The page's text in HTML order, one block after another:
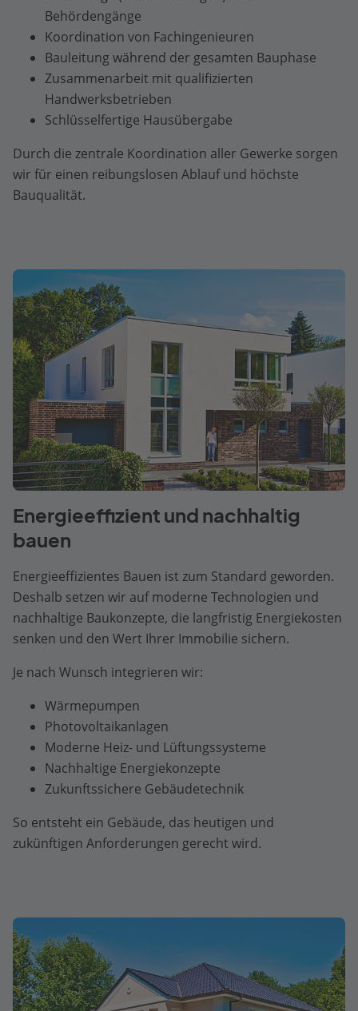
Behördengänge
Koordination von Fachingenieuren
Bauleitung während der gesamten Bauphase
Zusammenarbeit mit qualifizierten
Handwerksbetrieben
Schlüsselfertige Hausübergabe
Durch die zentrale Koordination aller Gewerke sorgen
wir für einen reibungslosen Ablauf und höchste
Bauqualität.
Energieeffizient und nachhaltig
bauen
Energieeffizientes Bauen ist zum Standard geworden.
Deshalb setzen wir auf moderne Technologien und
nachhaltige Baukonzepte, die langfristig Energiekosten
senken und den Wert Ihrer Immobilie sichern.
Je nach Wunsch integrieren wir:
Wärmepumpen
Photovoltaikanlagen
Moderne Heiz- und Lüftungssysteme
Nachhaltige Energiekonzepte
Zukunftssichere Gebäudetechnik
So entsteht ein Gebäude, das heutigen und
zukünftigen Anforderungen gerecht wird.